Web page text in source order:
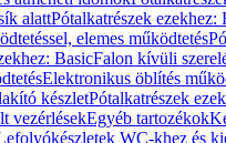
alattPótalkatrészek ezekhez:
elemes működtetés
BasicFalon kívüli
Elektronikus öblítés
készletPótalkatrészek
vezérlésekEgyéb tartozékok
WC-khez és